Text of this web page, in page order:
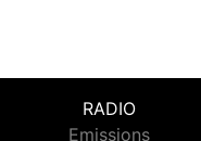
RADIO
Emissions